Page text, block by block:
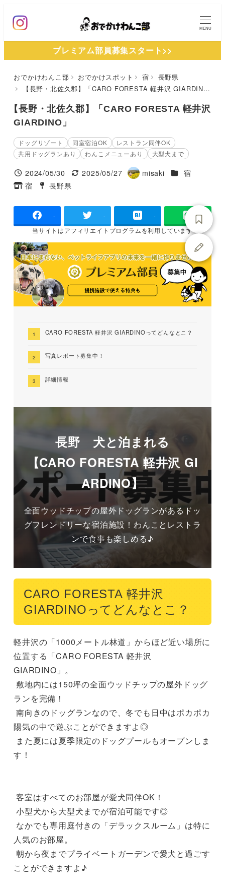
ン
MENU
プレミアム部員募集スタート>>
おでかけわんこ部 おでかけスポット 宿
長野県
【長野・北佐久郡】「CARO FORESTA 軽井沢 GIARDINO」
【長野・北佐久郡】「CARO FORESTA 軽井沢
GIARDINO」
ドッグリゾート 同室宿泊OK
レストラン同伴OK
共用ドッグランあり
わんこメニューあり 大型犬まで
投稿日
2024/05/30
更新日
2025/05/27
著
misaki 施設ジャンル
宿
タグ
宿
タグ
長野県
- - -
当サイトはアフィリエイトプログラムを利用しています
CARO FORESTA 軽井沢 GIARDINOってどんなとこ？
写真レポート募集中！
詳細情報
長野 犬と泊まれる
【CARO FORESTA 軽井沢 GI
ARDINO】
全面ウッドチップの屋外ドッグランがあるドッ
グフレンドリーな宿泊施設！わんことレストラ
ンで食事も楽しめる♪
CARO FORESTA 軽井沢
GIARDINOってどんなとこ？
軽井沢の「1000メートル林道」からほど近い場所に
位置する「CARO FORESTA 軽井沢
GIARDINO」。
ランを完備！
陽気の中で遊ぶことができますよ◎
す！
人気のお部屋。
ことができますよ♪